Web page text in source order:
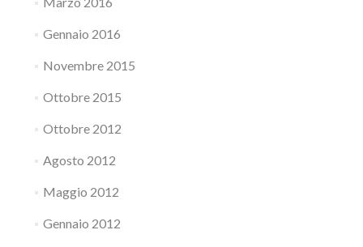
Gennaio 2016
Novembre 2015
Ottobre 2015
Ottobre 2012
Agosto 2012
Maggio 2012
Gennaio 2012